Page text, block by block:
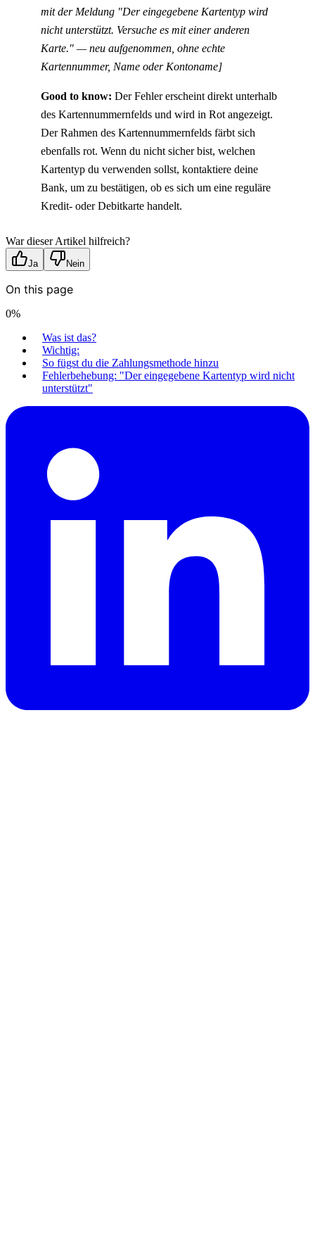
mit der Meldung "Der eingegebene Kartentyp wird
nicht unterstützt. Versuche es mit einer anderen
Karte." — neu aufgenommen, ohne echte
Kartennummer, Name oder Kontoname]
Good to know: Der Fehler erscheint direkt unterhalb
des Kartennummernfelds und wird in Rot angezeigt.
Der Rahmen des Kartennummernfelds färbt sich
ebenfalls rot. Wenn du nicht sicher bist, welchen
Kartentyp du verwenden sollst, kontaktiere deine
Bank, um zu bestätigen, ob es sich um eine reguläre
Kredit- oder Debitkarte handelt.
War dieser Artikel hilfreich?
Ja Nein
On this page
0%
Was ist das?
Wichtig:
So fügst du die Zahlungsmethode hinzu
Fehlerbehebung: "Der eingegebene Kartentyp wird nicht
unterstützt"